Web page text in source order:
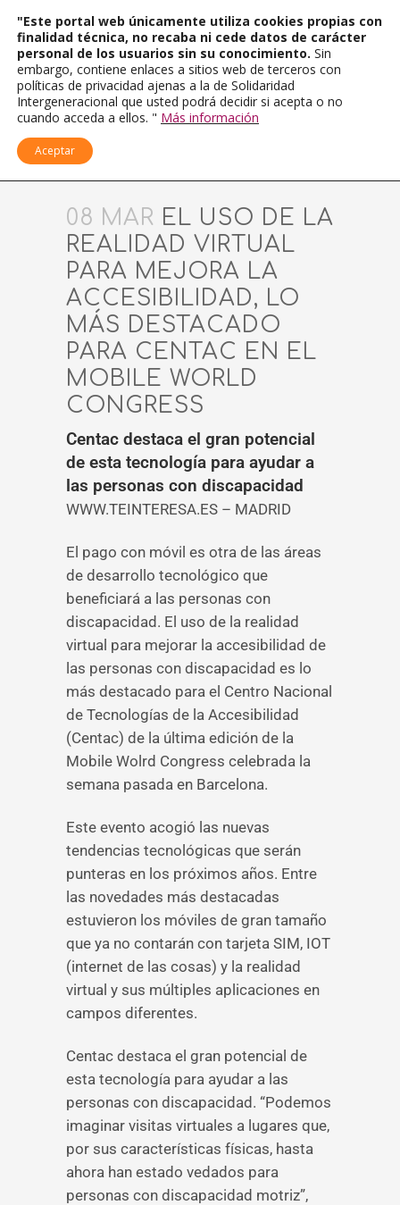
08 MAR EL USO DE LA
REALIDAD VIRTUAL
PARA MEJORA LA
ACCESIBILIDAD, LO
MÁS DESTACADO
PARA CENTAC EN EL
MOBILE WORLD
CONGRESS
Centac destaca el gran potencial
de esta tecnología para ayudar a
las personas con discapacidad
WWW.TEINTERESA.ES – MADRID
El pago con móvil es otra de las áreas
de desarrollo tecnológico que
beneficiará a las personas con
discapacidad. El uso de la realidad
virtual para mejorar la accesibilidad de
las personas con discapacidad es lo
más destacado para el Centro Nacional
de Tecnologías de la Accesibilidad
(Centac) de la última edición de la
Mobile Wolrd Congress celebrada la
semana pasada en Barcelona.
Este evento acogió las nuevas
tendencias tecnológicas que serán
punteras en los próximos años. Entre
las novedades más destacadas
estuvieron los móviles de gran tamaño
que ya no contarán con tarjeta SIM, IOT
(internet de las cosas) y la realidad
virtual y sus múltiples aplicaciones en
campos diferentes.
Centac destaca el gran potencial de
esta tecnología para ayudar a las
personas con discapacidad. “Podemos
imaginar visitas virtuales a lugares que,
por sus características físicas, hasta
ahora han estado vedados para
personas con discapacidad motriz”,
"Este portal web únicamente utiliza cookies propias con
finalidad técnica, no recaba ni cede datos de carácter
personal de los usuarios sin su conocimiento. Sin
embargo, contiene enlaces a sitios web de terceros con
políticas de privacidad ajenas a la de Solidaridad
Intergeneracional que usted podrá decidir si acepta o no
cuando acceda a ellos. " Más información
Aceptar